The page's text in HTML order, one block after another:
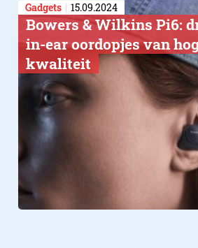
Gadgets 15.09.2024
Bowers & Wilkins Pi6:
in-ear oordopjes van
kwaliteit